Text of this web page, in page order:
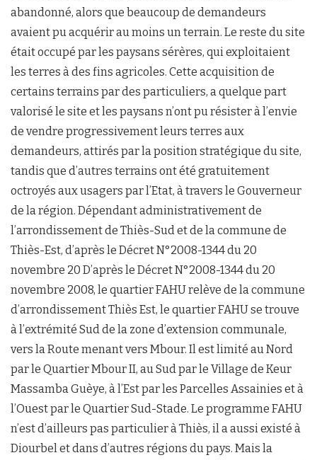
abandonné, alors que beaucoup de demandeurs
avaient pu acquérir au moins un terrain. Le reste du site
était occupé par les paysans sérères, qui exploitaient
les terres à des fins agricoles. Cette acquisition de
certains terrains par des particuliers, a quelque part
valorisé le site et les paysans n’ont pu résister à l’envie
de vendre progressivement leurs terres aux
demandeurs, attirés par la position stratégique du site,
tandis que d’autres terrains ont été gratuitement
octroyés aux usagers par l’Etat, à travers le Gouverneur
de la région. Dépendant administrativement de
l’arrondissement de Thiès-Sud et de la commune de
Thiès-Est, d’après le Décret N°2008-1344 du 20
novembre 20 D’après le Décret N°2008-1344 du 20
novembre 2008, le quartier FAHU relève de la commune
d’arrondissement Thiès Est, le quartier FAHU se trouve
à l’extrémité Sud de la zone d’extension communale,
vers la Route menant vers Mbour. Il est limité au Nord
par le Quartier Mbour II, au Sud par le Village de Keur
Massamba Guèye, à l’Est par les Parcelles Assainies et à
l’Ouest par le Quartier Sud-Stade. Le programme FAHU
n’est d’ailleurs pas particulier à Thiès, il a aussi existé à
Diourbel et dans d’autres régions du pays. Mais la